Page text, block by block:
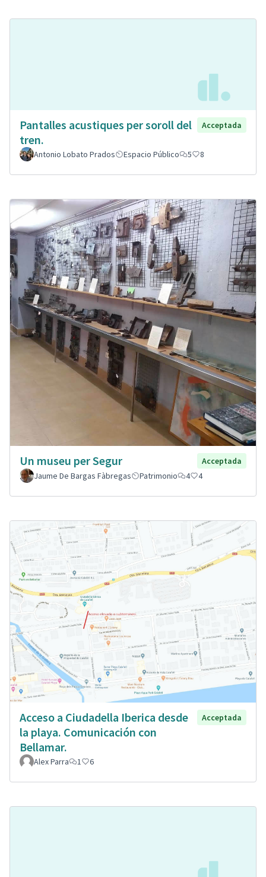
Pantalles acustiques per soroll del
tren.
Acceptada
Antonio Lobato Prados Espacio Público 5 8
Un museu per Segur
Acceptada
Jaume De Bargas Fàbregas
Patrimonio 4 4
Acceso a Ciudadella Iberica desde
la playa. Comunicación con
Bellamar.
Acceptada
Alex Parra 1 6